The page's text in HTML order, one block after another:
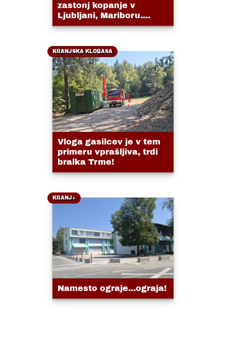
zastonj kopanje v
Ljubljani, Mariboru....
KRANJSKA KLOBASA
Vloga gasilcev je v tem
primeru vprašljiva, trdi
bralka Trme!
KRANJ+
Namesto ograje...ograja!